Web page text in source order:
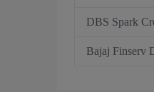
DBS Spark
Bajaj Finserv